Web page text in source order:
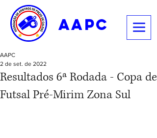
aapc
Resultados 6ª Rodada - Copa de
Futsal Pré-Mirim Zona Sul
AAPC
2 de set. de 2022